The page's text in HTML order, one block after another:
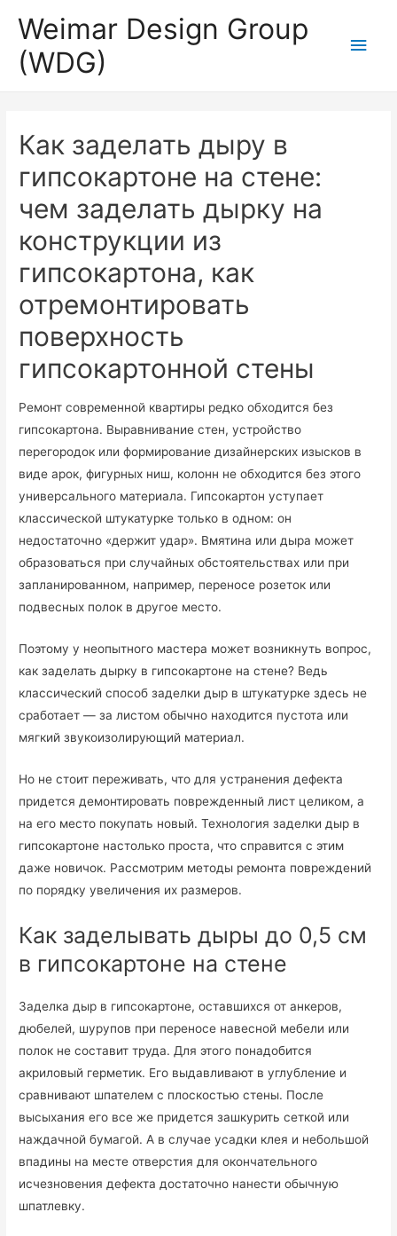
Weimar Design Group
(WDG)
Как заделать дыру в
гипсокартоне на стене:
чем заделать дырку на
конструкции из
гипсокартона, как
отремонтировать
поверхность
гипсокартонной стены
Ремонт современной квартиры редко обходится без
гипсокартона. Выравнивание стен, устройство
перегородок или формирование дизайнерских изысков в
виде арок, фигурных ниш, колонн не обходится без этого
универсального материала. Гипсокартон уступает
классической штукатурке только в одном: он
недостаточно «держит удар». Вмятина или дыра может
образоваться при случайных обстоятельствах или при
запланированном, например, переносе розеток или
подвесных полок в другое место.
Поэтому у неопытного мастера может возникнуть вопрос,
как заделать дырку в гипсокартоне на стене? Ведь
классический способ заделки дыр в штукатурке здесь не
сработает — за листом обычно находится пустота или
мягкий звукоизолирующий материал.
Но не стоит переживать, что для устранения дефекта
придется демонтировать поврежденный лист целиком, а
на его место покупать новый. Технология заделки дыр в
гипсокартоне настолько проста, что справится с этим
даже новичок. Рассмотрим методы ремонта повреждений
по порядку увеличения их размеров.
Как заделывать дыры до 0,5 см
в гипсокартоне на стене
Заделка дыр в гипсокартоне, оставшихся от анкеров,
дюбелей, шурупов при переносе навесной мебели или
полок не составит труда. Для этого понадобится
акриловый герметик. Его выдавливают в углубление и
сравнивают шпателем с плоскостью стены. После
высыхания его все же придется зашкурить сеткой или
наждачной бумагой. А в случае усадки клея и небольшой
впадины на месте отверстия для окончательного
исчезновения дефекта достаточно нанести обычную
шпатлевку.
Для любых предложений по